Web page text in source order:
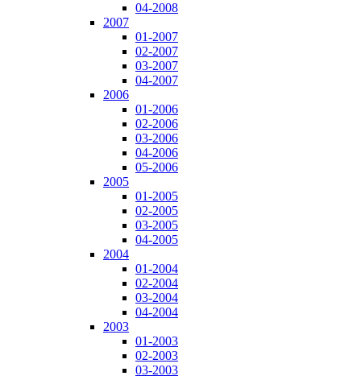
04-2008
2007
01-2007
02-2007
03-2007
04-2007
2006
01-2006
02-2006
03-2006
04-2006
05-2006
2005
01-2005
02-2005
03-2005
04-2005
2004
01-2004
02-2004
03-2004
04-2004
2003
01-2003
02-2003
03-2003